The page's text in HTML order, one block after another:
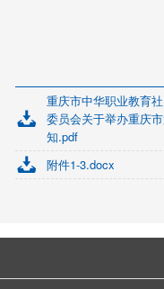
重庆市中华职业教育
委员会关于举办重庆
知.pdf
附件1-3.docx